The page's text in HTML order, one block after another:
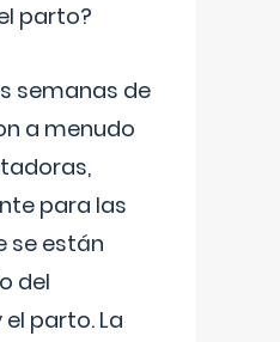
parto?
semanas de
a menudo
para las
se están
del
parto. La